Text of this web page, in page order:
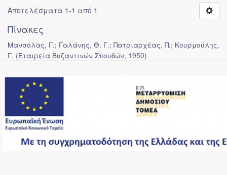
Αποτελέσματα 1-1 από 1
Πίνακες
Μανσόλας, Γ.; Γαλάνης, Θ. Γ.; Πατριαρχέας, Π.; Κουρμούλης,
Γ. (Εταιρεία Βυζαντινών Σπουδών, 1950)